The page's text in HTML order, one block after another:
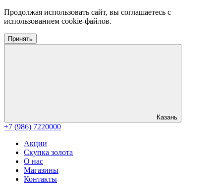
Продолжая использовать сайт, вы соглашаетесь с
использованием cookie-файлов.
Принять
Казань
+7 (986) 7220000
Акции
Скупка золота
О нас
Магазины
Контакты